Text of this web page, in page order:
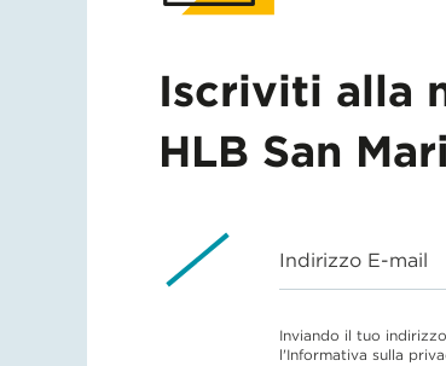
Iscriviti alla
HLB San
Indirizzo E-mail
Inviando il tuo
l'Informativa sulla